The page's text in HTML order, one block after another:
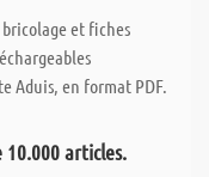
bricolage et fiches
Aduis, en format PDF.
10.000 articles.